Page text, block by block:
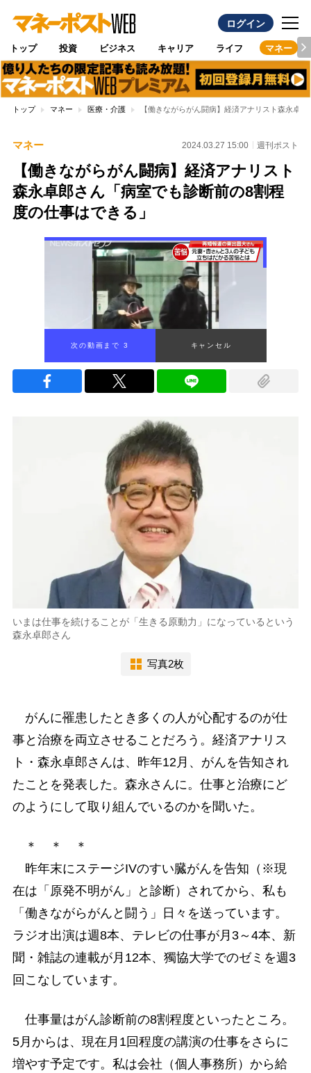
ログイン
トップ 投資 ビジネス キャリア ライフ マネー
トップ マネー 医療・介護 【働きながらがん闘病】経済アナリスト森永卓
マネー 2024.03.27 15:00 週刊ポスト
【働きながらがん闘病】経済アナリスト
森永卓郎さん「病室でも診断前の8割程
度の仕事はできる」
次の動画まで 2 キャンセル
いまは仕事を続けることが「生きる原動力」になっているという
森永卓郎さん
写真2枚
がんに罹患したとき多くの人が心配するのが仕
事と治療を両立させることだろう。経済アナリス
ト・森永卓郎さんは、昨年12月、がんを告知され
たことを発表した。森永さんに。仕事と治療にど
のようにして取り組んでいるのかを聞いた。
＊ ＊ ＊
昨年末にステージIVのすい臓がんを告知（※現
在は「原発不明がん」と診断）されてから、私も
「働きながらがんと闘う」日々を送っています。
ラジオ出演は週8本、テレビの仕事が月3～4本、新
聞・雑誌の連載が月12本、獨協大学でのゼミを週3
回こなしています。
仕事量はがん診断前の8割程度といったところ。
5月からは、現在月1回程度の講演の仕事をさらに
増やす予定です。私は会社（個人事務所）から給